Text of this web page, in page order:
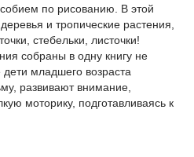
по рисованию. В этой
и тропические растения,
стебельки, листочки!
собраны в одну книгу не
младшего возраста
развивают внимание,
моторику, подготавливаясь к